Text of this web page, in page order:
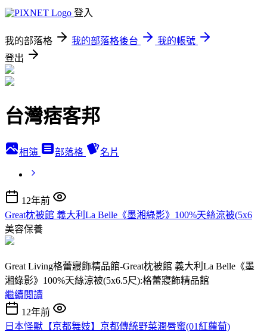
登入
我的部落格 我的部落格後台
我的帳號
登出
台灣痞客邦
相簿 部落格 名片
12年前
Great枕被館 義大利La Belle《墨湘綠影》100%天絲涼被(5x6
美容保養
Great Living格蕾寢飾精品館-Great枕被館 義大利La Belle《墨
湘綠影》100%天絲涼被(5x6.5尺):格蕾寢飾精品館
繼續閱讀
12年前
日本怪獸【京都舞妓】京都傳統野菜潤唇蜜(01紅蘿蔔)